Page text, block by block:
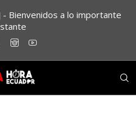
Bienvenidos a lo importante